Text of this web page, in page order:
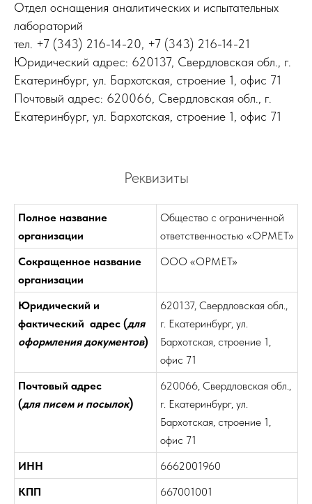
Отдел оснащения аналитических и испытательных
лабораторий
тел. +7 (343) 216-14-20, +7 (343) 216-14-21
Юридический адрес: 620137, Свердловская обл., г.
Екатеринбург, ул. Бархотская, строение 1, офис 71
Почтовый адрес: 620066, Свердловская обл., г.
Екатеринбург, ул. Бархотская, строение 1, офис 71
Реквизиты
Полное название
организации
Общество с ограниченной
ответственностью «ОРМЕТ»
Сокращенное название
организации
ООО «ОРМЕТ»
Юридический и
фактический адрес (для
оформления документов)
620137, Свердловская обл.,
г. Екатеринбург, ул.
Бархотская, строение 1,
офис 71
Почтовый адрес
(для писем и посылок)
620066, Свердловская обл.,
г. Екатеринбург, ул.
Бархотская, строение 1,
офис 71
ИНН
6662001960
КПП
667001001